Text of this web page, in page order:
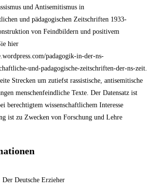
und Antisemitismus in
und pädagogischen Zeitschriften 1933-
von Feindbildern und positivem
hier
padagogik-in-der-ns-
und-padagogische-zeitschriften-der-ns-zeit.
Strecken um zutiefst rassistische, antisemitische
menschenfeindliche Texte. Der Datensatz ist
berechtigtem wissenschaftlichem Interesse
ist zu Zwecken von Forschung und Lehre
Der Deutsche Erzieher